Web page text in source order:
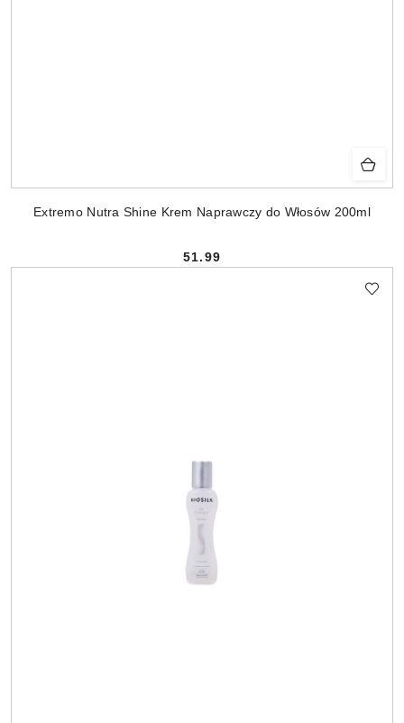
Extremo Nutra Shine Krem Naprawczy do Włosów 200ml
Cena:
51.99